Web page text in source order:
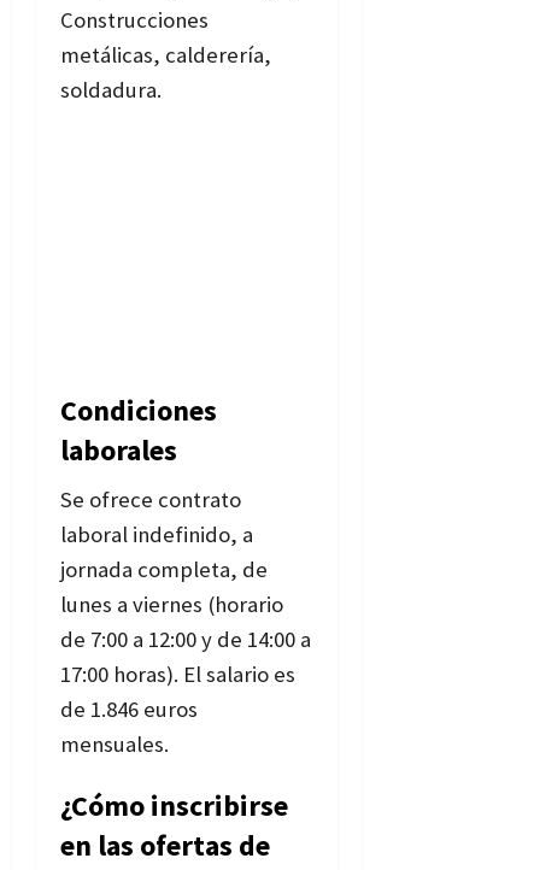
Construcciones
metálicas, calderería,
soldadura.
Condiciones
laborales
Se ofrece contrato
laboral indefinido, a
jornada completa, de
lunes a viernes (horario
de 7:00 a 12:00 y de 14:00 a
17:00 horas). El salario es
de 1.846 euros
mensuales.
¿Cómo inscribirse
en las ofertas de